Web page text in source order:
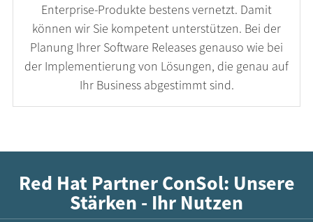
Enterprise-Produkte bestens vernetzt. Damit
können wir Sie kompetent unterstützen. Bei der
Planung Ihrer Software Releases genauso wie bei
der Implementierung von Lösungen, die genau auf
Ihr Business abgestimmt sind.
Red Hat Partner ConSol: Unsere
Stärken - Ihr Nutzen